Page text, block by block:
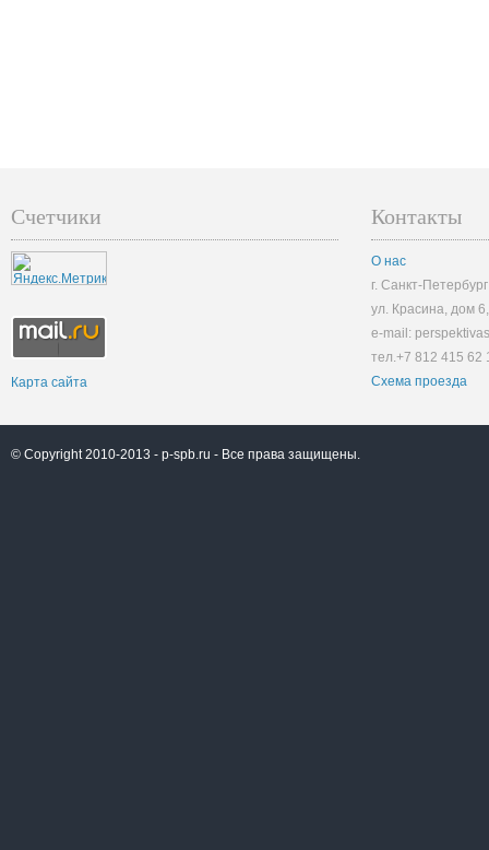
Счетчики
Карта сайта
Контакты
О нас
г. Санкт-Петербург
ул. Красина, дом
e-mail:
тел.+7 812 415 62
Схема проезда
© Copyright 2010-2013 - p-spb.ru - Все права защищены.